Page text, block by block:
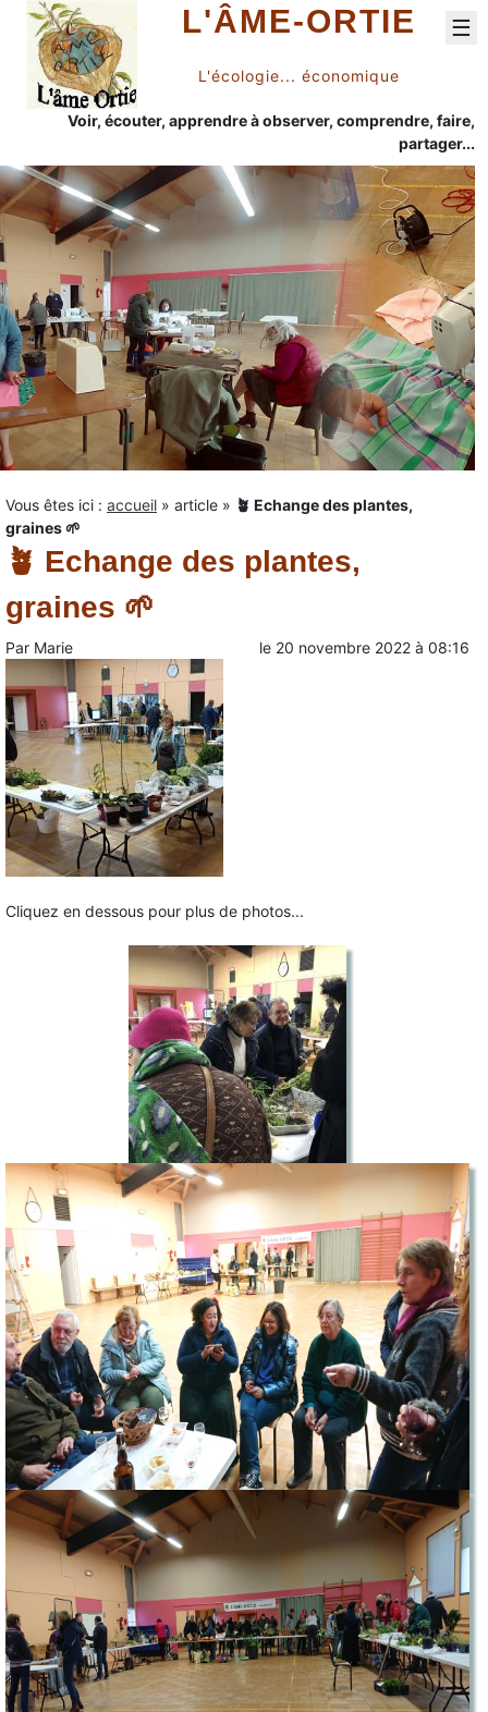
L'ÂME-ORTIE
L'écologie... économique
Voir, écouter, apprendre à observer, comprendre, faire,
partager...
☰
Vous êtes ici : accueil » article » 🪴 Echange des plantes,
graines 🌱
🪴 Echange des plantes,
graines 🌱
Par Marie le 20 novembre 2022 à 08:16
Cliquez en dessous pour plus de photos...